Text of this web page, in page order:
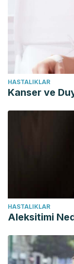
HASTALIKLAR
Kanser ve
HASTALIKLAR
Aleksitimi